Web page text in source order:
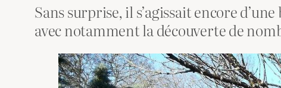
Sans surprise, il s’agissait encore
avec notamment la découverte de